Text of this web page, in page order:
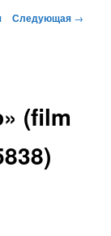
Следующая →
(film